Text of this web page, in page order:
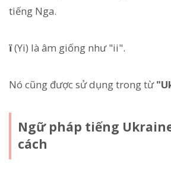
tiếng Nga.
ї(Yi) là âm giống như "ii".
Nó cũng được sử dụng trong từ
Ngữ pháp tiếng
cách